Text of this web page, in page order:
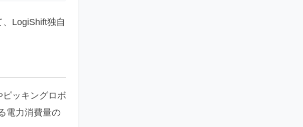
LogiShift独自
ッキングロボ
電力消費量の